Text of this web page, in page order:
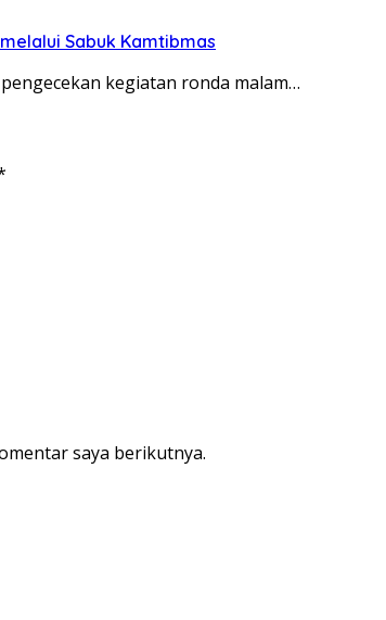
Sabuk Kamtibmas
kegiatan ronda malam…
saya berikutnya.